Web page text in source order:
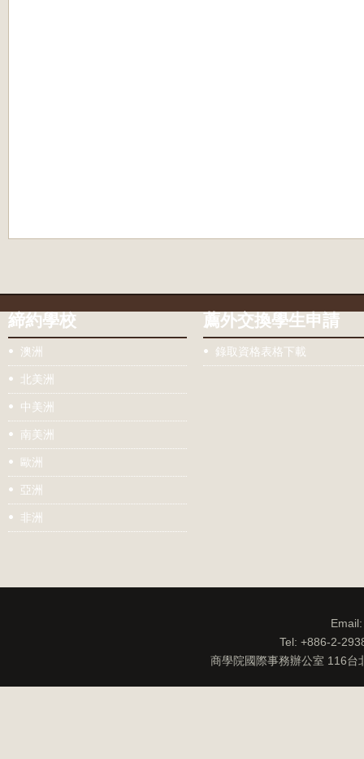
締約學校
澳洲
北美洲
中美洲
南美洲
歐洲
亞洲
非洲
薦外交換學生申請
錄取資格表格下載
Tel: +886-2-
商學院國際事務辦公室 116台